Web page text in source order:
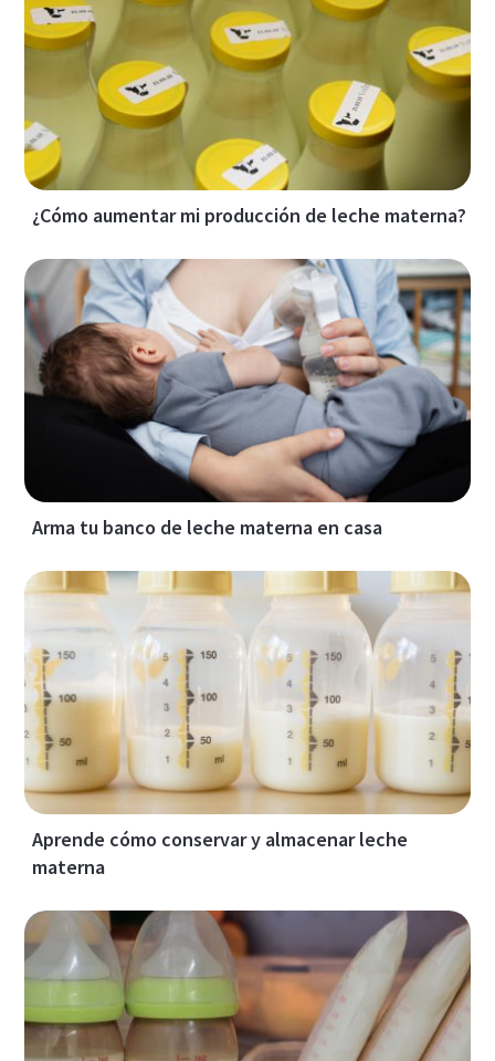
¿Cómo aumentar mi producción de leche materna?
Arma tu banco de leche materna en casa
Aprende cómo conservar y almacenar leche
materna